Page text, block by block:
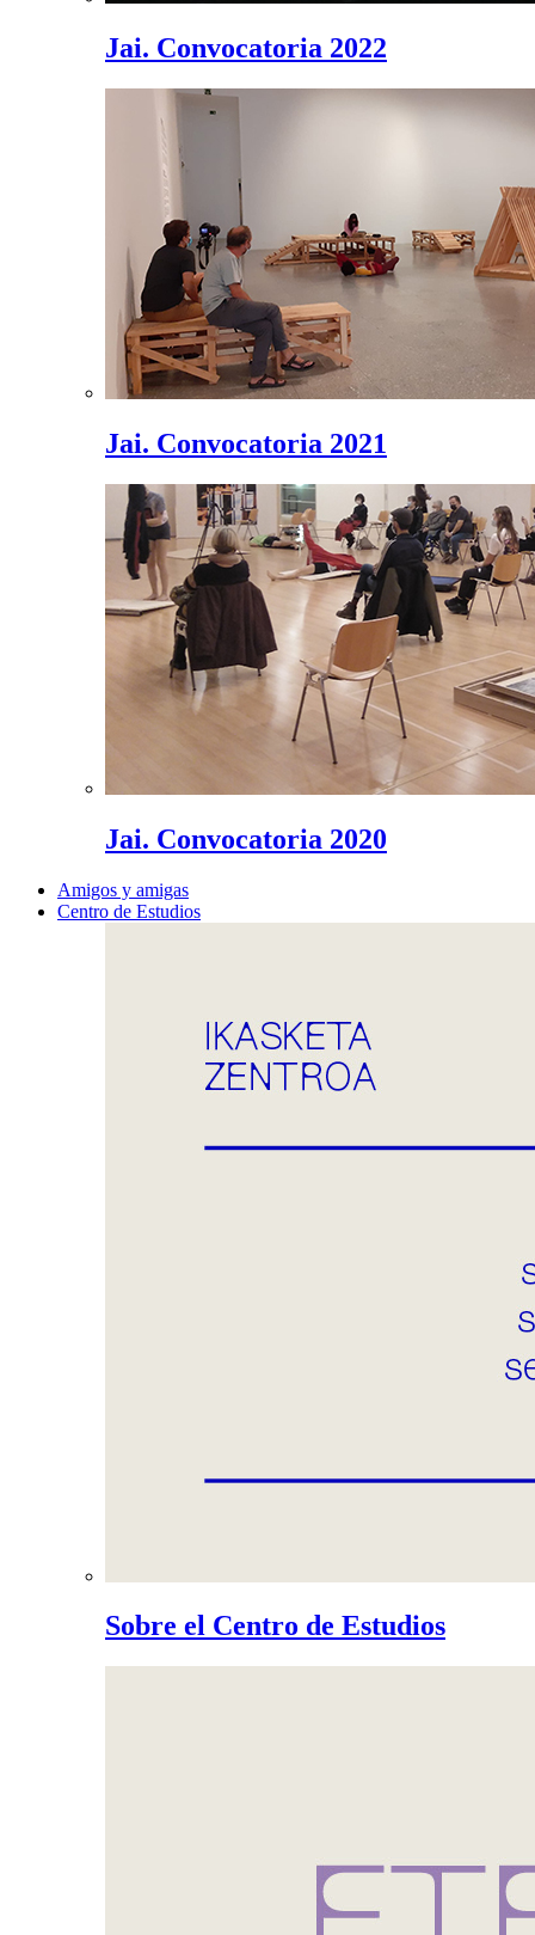
Jai. Convocatoria 2022
Jai. Convocatoria 2021
Jai. Convocatoria 2020
Amigos y amigas
Centro de Estudios
Sobre el Centro de Estudios